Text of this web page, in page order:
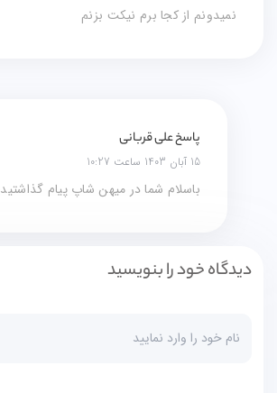
نمیدونم از کجا برم نیکت بزنم
پاسخ علی قربانی
15 آبان 1403 ساعت 10:27
باسلام شما در میهن شاپ پیام گذاشتید
دیدگاه خود را بنویسید